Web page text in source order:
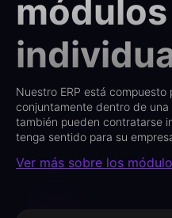
módulos
Nuestro ERP está
conjuntamente dentro de
también pueden contratarse
tenga sentido para su
Ver más sobre los